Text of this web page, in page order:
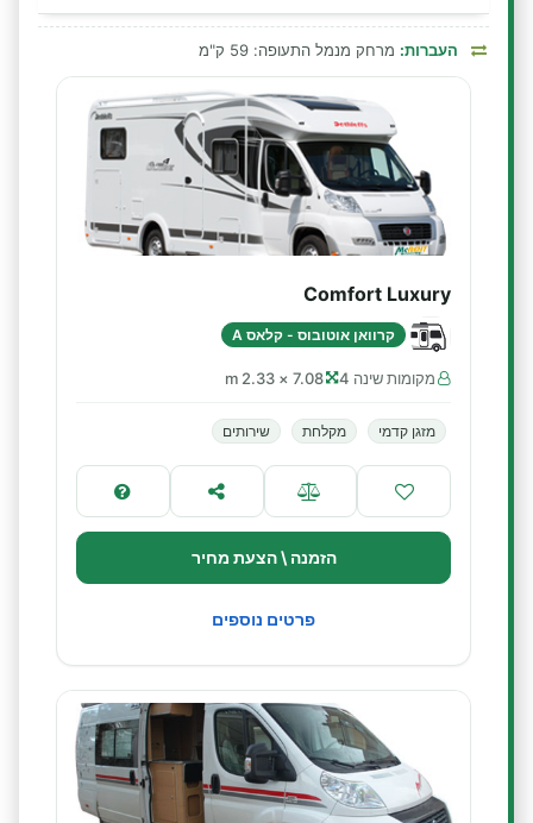
העברות: מרחק מנמל התעופה: 59 ק"מ
Comfort Luxury
קרוואן אוטובוס - קלאס A
מקומות שינה 4 7.08 × 2.33 m
מזגן קדמי מקלחת שירותים
הזמנה \ הצעת מחיר
פרטים נוספים